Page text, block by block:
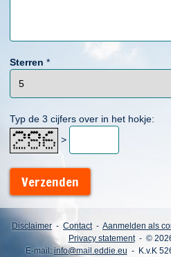
Sterren *
Typ de 3 cijfers over in het hokje:
>
Verzenden
Disclaimer - Contact- Aanmelden als
Privacy statement- © 2026
E-mail: info@mail.eddie.eu - K.v.K